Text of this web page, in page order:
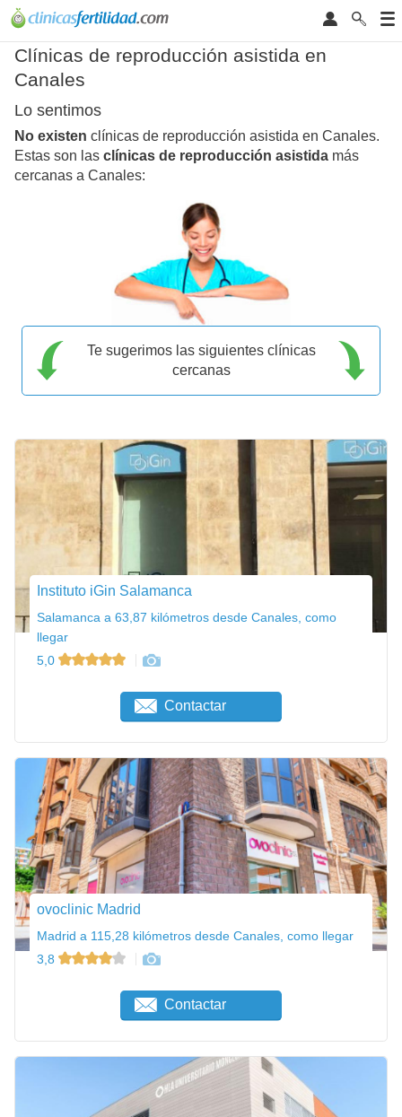
Clínicas de reproducción asistida en
Canales
Lo sentimos
No existen clínicas de reproducción asistida en Canales.
Estas son las clínicas de reproducción asistida más
cercanas a Canales:
Te sugerimos las siguientes clínicas
cercanas
Instituto iGin Salamanca
Salamanca a 63,87 kilómetros desde Canales, como
llegar
5,0
Contactar
ovoclinic Madrid
Madrid a 115,28 kilómetros desde Canales, como llegar
3,8
Contactar